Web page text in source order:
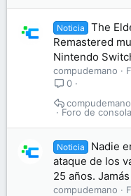
Noticia
The
Remastered
Nintendo
compudemano
0
Foro de
compudemano
Noticia
Nadie
ataque de los
25 años.
compudemano